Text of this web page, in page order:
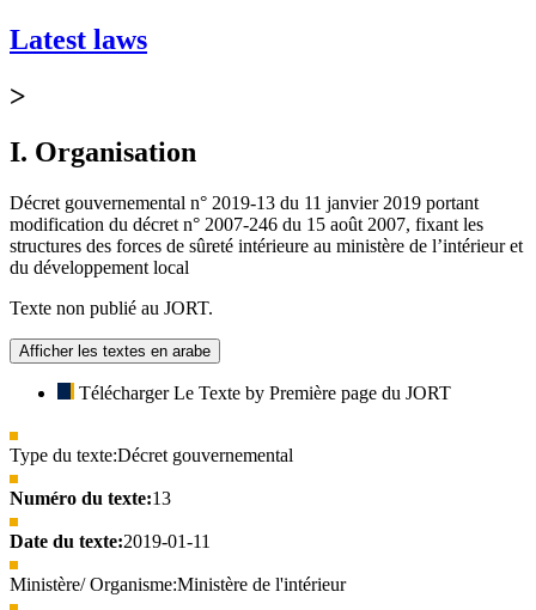
Latest laws
>
I. Organisation
Décret gouvernemental n° 2019-13 du 11 janvier 2019 portant
modification du décret n° 2007-246 du 15 août 2007, fixant les
structures des forces de sûreté intérieure au ministère de l’intérieur et
du développement local
Texte non publié au JORT.
Afficher les textes en arabe
Télécharger Le Texte by Première page du JORT
Type du texte:Décret gouvernemental
Numéro du texte:13
Date du texte:2019-01-11
Ministère/ Organisme:Ministère de l'intérieur